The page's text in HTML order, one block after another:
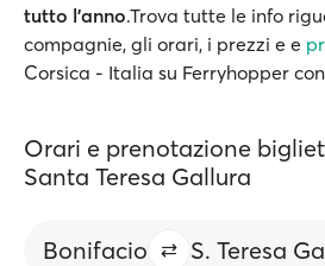
tutto l’anno.Trova tutte le info
compagnie, gli orari, i prezzi e e
Corsica - Italia su Ferryhopper
Orari e prenotazione
Santa Teresa Gallura
Bonifacio S. Teresa